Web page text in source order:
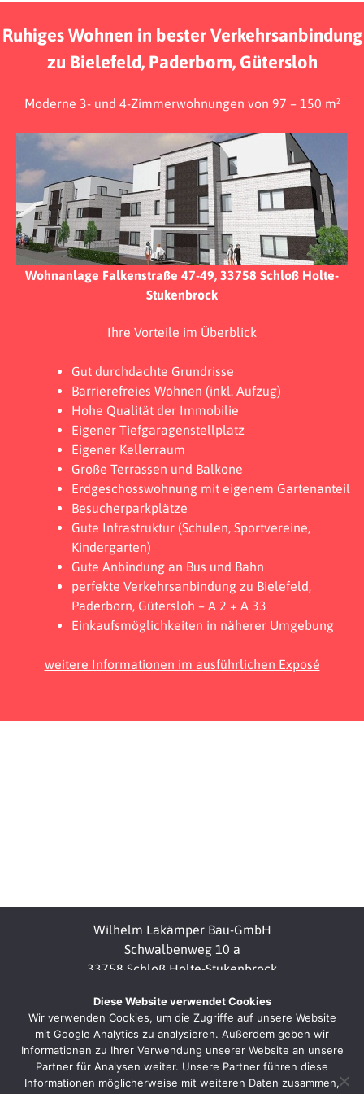
Ruhiges Wohnen in bester Verkehrsanbindung
zu Bielefeld, Paderborn, Gütersloh
Moderne 3- und 4-Zimmerwohnungen von 97 – 150 m²
Wohnanlage Falkenstraße 47-49, 33758 Schloß Holte-
Stukenbrock
Ihre Vorteile im Überblick
Gut durchdachte Grundrisse
Barrierefreies Wohnen (inkl. Aufzug)
Hohe Qualität der Immobilie
Eigener Tiefgaragenstellplatz
Eigener Kellerraum
Große Terrassen und Balkone
Erdgeschosswohnung mit eigenem Gartenanteil
Besucherparkplätze
Gute Infrastruktur (Schulen, Sportvereine,
Kindergarten)
Gute Anbindung an Bus und Bahn
perfekte Verkehrsanbindung zu Bielefeld,
Paderborn, Gütersloh – A 2 + A 33
Einkaufsmöglichkeiten in näherer Umgebung
weitere Informationen im ausführlichen Exposé
Wilhelm Lakämper Bau-GmbH
Schwalbenweg 10 a
33758 Schloß Holte-Stukenbrock
Tel. 05207-4024
Fax 05207-50029
info@lakaemper-bau.de
Diese Website verwendet Cookies
Wir verwenden Cookies, um die Zugriffe auf unsere Website
mit Google Analytics zu analysieren. Außerdem geben wir
Informationen zu Ihrer Verwendung unserer Website an unsere
Partner für Analysen weiter. Unsere Partner führen diese
Informationen möglicherweise mit weiteren Daten zusammen,